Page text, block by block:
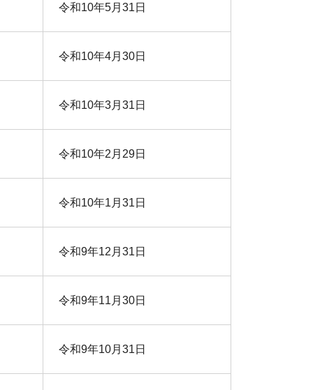
令和10年5月31日
令和10年4月30日
令和10年3月31日
令和10年2月29日
令和10年1月31日
令和9年12月31日
令和9年11月30日
令和9年10月31日